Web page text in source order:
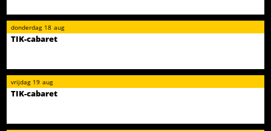
donderdag 18 aug
TIK-cabaret
vrijdag 19 aug
TIK-cabaret